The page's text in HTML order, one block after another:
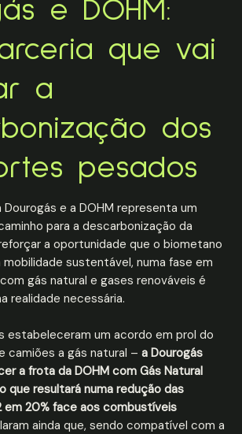
e DOHM:
que vai
a
dos
pesados
e a DOHM representa um
para a descarbonização da
a oportunidade que o biometano
sustentável, numa fase em
gás natural e gases renováveis é
realidade necessária.
estabeleceram um acordo em prol do
camiões a gás natural – a Dourogás
a frota da DOHM com Gás Natural
que resultará numa redução das
em 20% face aos combustíveis
ainda que, sendo compatível com a